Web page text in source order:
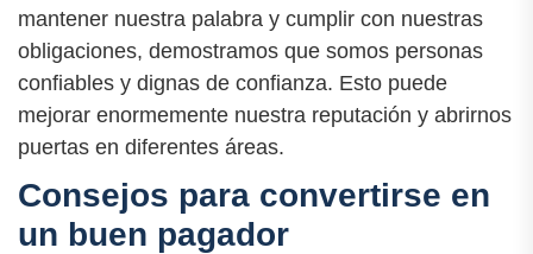
mantener nuestra palabra y cumplir con nuestras
obligaciones, demostramos que somos personas
confiables y dignas de confianza. Esto puede
mejorar enormemente nuestra reputación y abrirnos
puertas en diferentes áreas.
Consejos para convertirse en
un buen pagador